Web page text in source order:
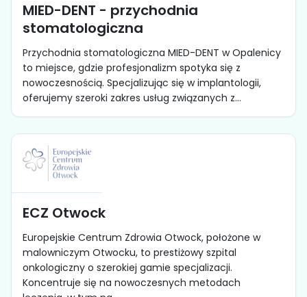
MIED-DENT - przychodnia
stomatologiczna
Przychodnia stomatologiczna MIED-DENT w Opalenicy
to miejsce, gdzie profesjonalizm spotyka się z
nowoczesnością. Specjalizując się w implantologii,
oferujemy szeroki zakres usług związanych z...
ECZ Otwock
Europejskie Centrum Zdrowia Otwock, położone w
malowniczym Otwocku, to prestiżowy szpital
onkologiczny o szerokiej gamie specjalizacji.
Koncentruje się na nowoczesnych metodach